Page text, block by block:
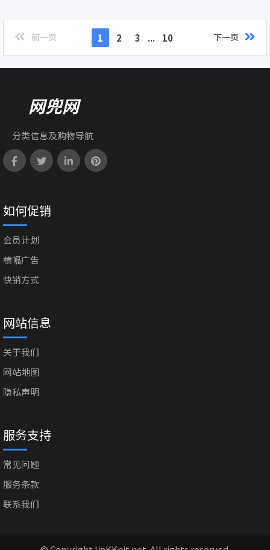
前一页 1 2 3 ... 10 下一页
网兜网
分类信息及购物导航
如何促销
会员计划
横幅广告
快销方式
网站信息
关于我们
网站地图
隐私声明
服务支持
常见问题
服务条款
联系我们